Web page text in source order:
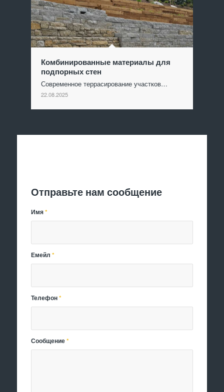
Комбинированные материалы для
подпорных стен
Современное террасирование участков…
22.08.2025
Отправьте нам сообщение
Имя*
Емейл*
Телефон*
Сообщение*